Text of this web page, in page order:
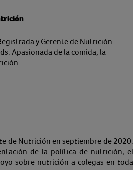
y Gerente de Nutrición
Apasionada de la comida, la
de Nutrición en septiembre de 2020.
de la política de nutrición, el
sobre nutrición a colegas en toda